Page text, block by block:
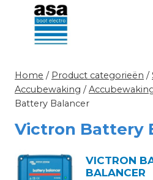
Doorgaan
inhoud
Home / Product categorieën /
Accubewaking /
Battery Balancer
Victron Battery
VICTRON
BALANCER